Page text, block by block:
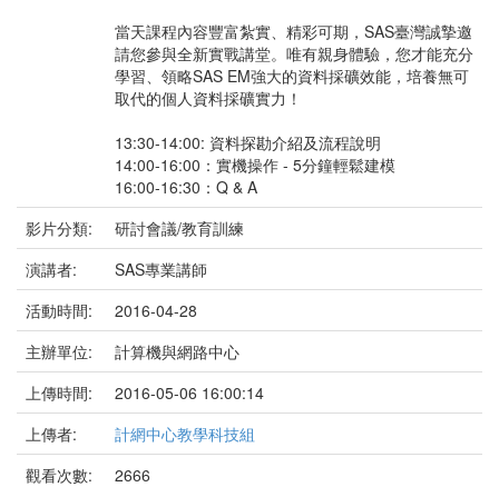
當天課程內容豐富紮實、精彩可期，SAS臺灣誠摯邀
請您參與全新實戰講堂。唯有親身體驗，您才能充分
學習、領略SAS EM強大的資料採礦效能，培養無可
取代的個人資料採礦實力！
13:30-14:00: 資料探勘介紹及流程說明
14:00-16:00：實機操作 - 5分鐘輕鬆建模
16:00-16:30：Q & A
影片分類:
研討會議/教育訓練
演講者:
SAS專業講師
活動時間:
2016-04-28
主辦單位:
計算機與網路中心
上傳時間:
2016-05-06 16:00:14
上傳者:
計網中心教學科技組
觀看次數:
2666